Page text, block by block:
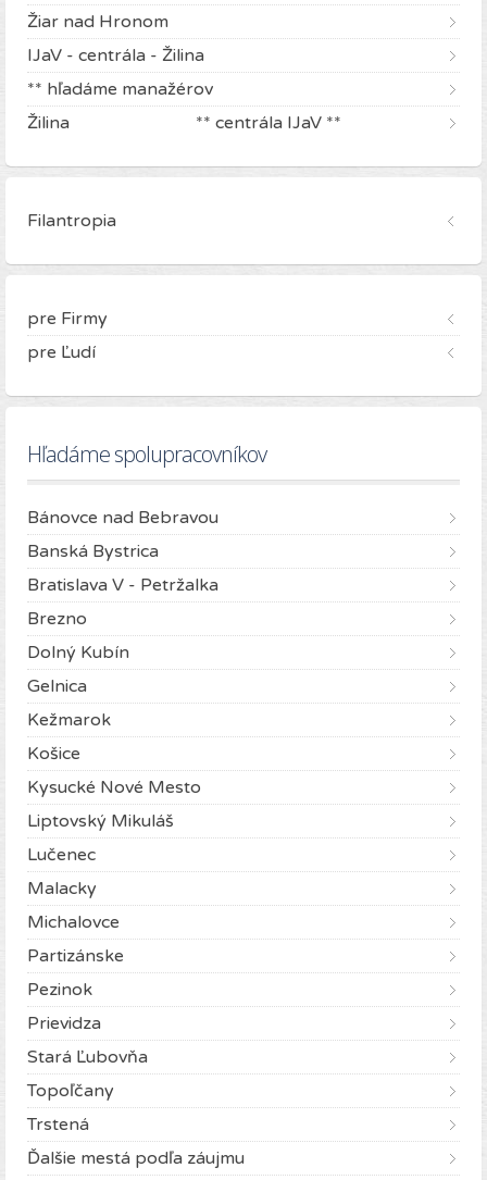
Žiar nad Hronom
IJaV - centrála - Žilina
** hľadáme manažérov
Žilina ** centrála IJaV **
Filantropia
pre Firmy
pre Ľudí
Hľadáme spolupracovníkov
Bánovce nad Bebravou
Banská Bystrica
Bratislava V - Petržalka
Brezno
Dolný Kubín
Gelnica
Kežmarok
Košice
Kysucké Nové Mesto
Liptovský Mikuláš
Lučenec
Malacky
Michalovce
Partizánske
Pezinok
Prievidza
Stará Ľubovňa
Topoľčany
Trstená
Ďalšie mestá podľa záujmu